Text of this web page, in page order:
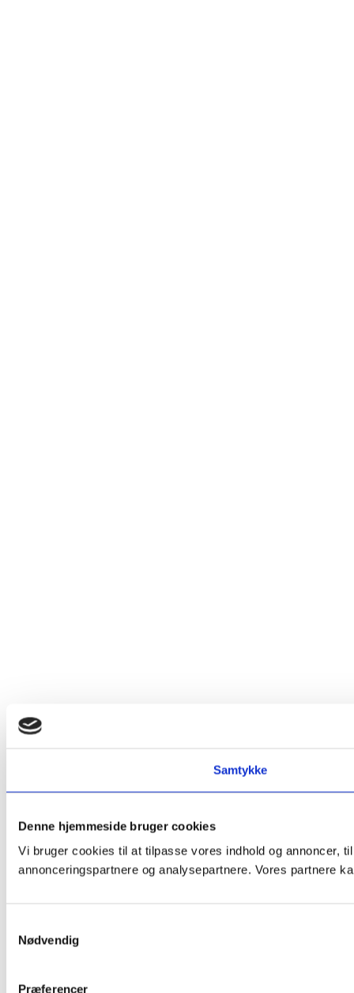
Samtykke
Denne hjemmeside bruger cookies
Vi bruger cookies til at tilpasse vores indhold og annoncer,
annonceringspartnere og analysepartnere. Vores partnere
Nødvendig
Præferencer